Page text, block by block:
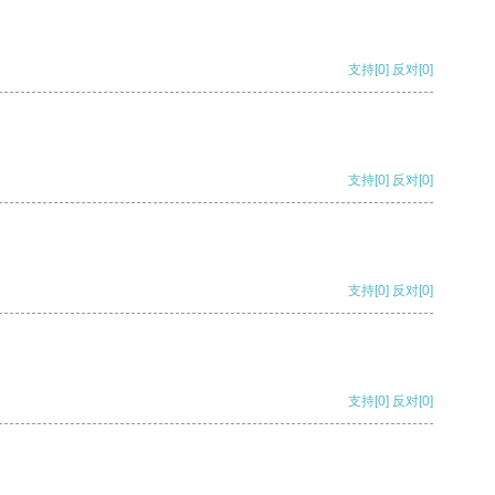
支持[0] 反对[0]
支持[0] 反对[0]
支持[0] 反对[0]
支持[0] 反对[0]